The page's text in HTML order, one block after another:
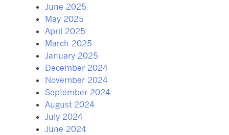
June 2025
May 2025
April 2025
March 2025
January 2025
December 2024
November 2024
September 2024
August 2024
July 2024
June 2024